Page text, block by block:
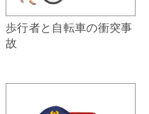
歩行者と自転車の衝突事
故